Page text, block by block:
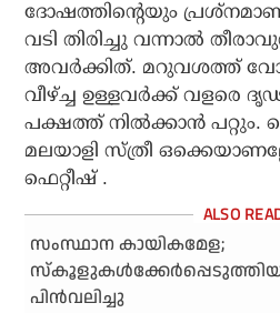
ദോഷത്തിന്റെയും
വടി തിരിച്ചു വന്നാൽ
അവർക്കിത്. മറുവശത്ത്
വീഴ്ച്ച ഉള്ളവർക്ക് വളരെ
പക്ഷത്ത് നിൽക്കാൻ പറ്റും.
മലയാളി സ്ത്രീ
ഫെറ്റീഷ് .
സംസ്ഥാന കായികമേള;
സ്കൂളുകൾക്കേർപ്പെടുത്തിയ
പിൻവലിച്ചു